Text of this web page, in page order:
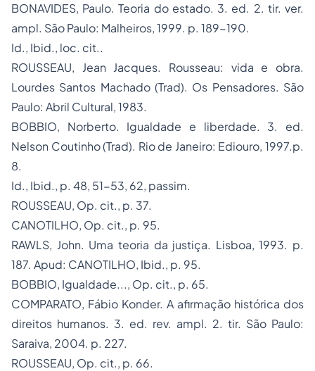
BONAVIDES, Paulo.Teoria do estado. 3. ed. 2. tir. ver.
ampl. São Paulo: Malheiros, 1999. p. 189-190.
Id., Ibid., loc. cit..
ROUSSEAU, Jean Jacques. Rousseau: vida e obra.
Lourdes Santos Machado (Trad). Os Pensadores. São
Paulo: Abril Cultural, 1983.
BOBBIO, Norberto. Igualdade e liberdade. 3. ed.
Nelson Coutinho (Trad). Rio de Janeiro: Ediouro, 1997.p.
8.
Id., Ibid., p. 48, 51-53, 62, passim.
ROUSSEAU, Op. cit., p. 37.
CANOTILHO, Op. cit., p. 95.
RAWLS, John. Uma teoria da justiça. Lisboa, 1993. p.
187. Apud: CANOTILHO, Ibid., p. 95.
BOBBIO, Igualdade..., Op. cit., p. 65.
COMPARATO, Fábio Konder. A afirmação histórica dos
direitos humanos. 3. ed. rev. ampl. 2. tir. São Paulo:
Saraiva, 2004. p. 227.
ROUSSEAU, Op. cit., p. 66.